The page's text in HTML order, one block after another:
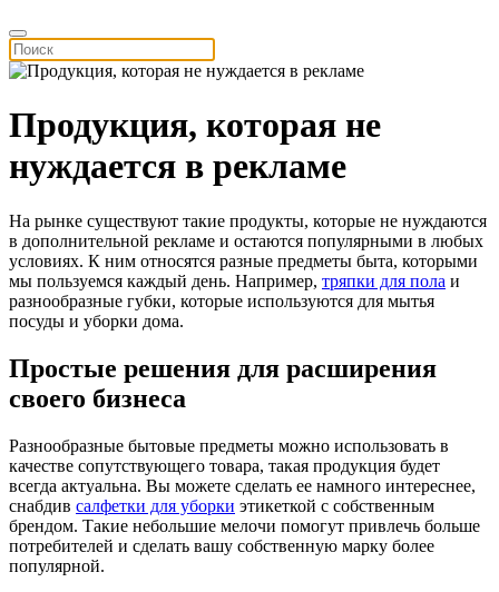
Продукция, которая не
нуждается в рекламе
На рынке существуют такие продукты, которые не нуждаются
в дополнительной рекламе и остаются популярными в любых
условиях. К ним относятся разные предметы быта, которыми
мы пользуемся каждый день. Например, тряпки для пола и
разнообразные губки, которые используются для мытья
посуды и уборки дома.
Простые решения для расширения
своего бизнеса
Разнообразные бытовые предметы можно использовать в
качестве сопутствующего товара, такая продукция будет
всегда актуальна. Вы можете сделать ее намного интереснее,
снабдив салфетки для уборки этикеткой с собственным
брендом. Такие небольшие мелочи помогут привлечь больше
потребителей и сделать вашу собственную марку более
популярной.